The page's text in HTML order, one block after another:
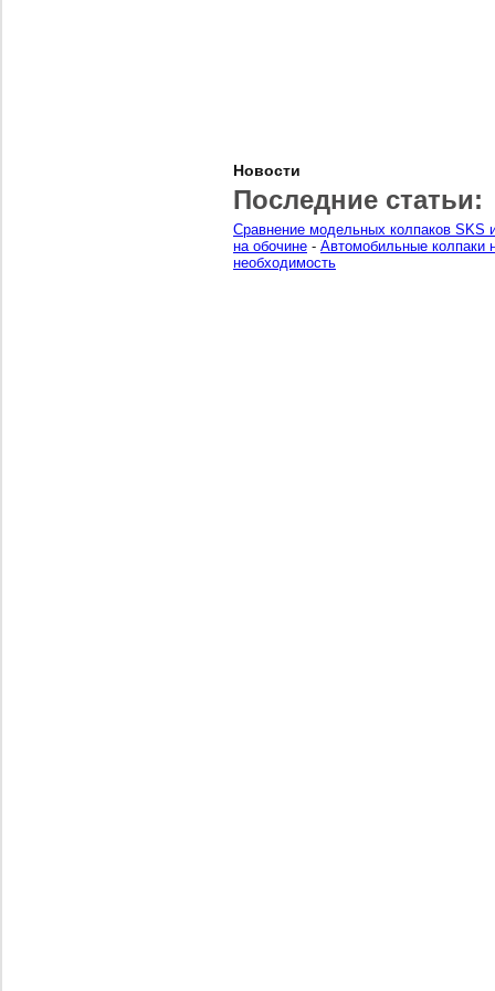
Новости
Последние статьи:
Сравнение модельных колпаков SKS
на обочине - Автомобильные колпаки
необходимость